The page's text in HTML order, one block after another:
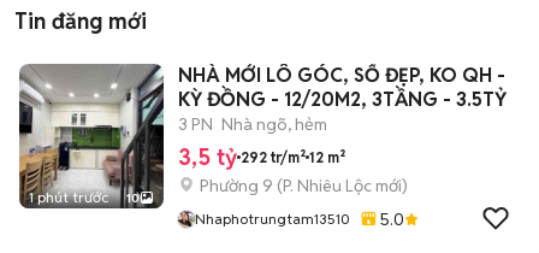
Tin đăng mới
1 phút trước 10
NHÀ MỚI LÔ GÓC, SỔ ĐẸP, KO QH -
KỲ ĐỒNG - 12/20M2, 3TẦNG - 3.5TỶ
3 PN Nhà ngõ, hẻm
3,5 tỷ 292 tr/m² 12 m²
Phường 9 (P. Nhiêu Lộc mới)
Nhaphotrungtam13510 5.0